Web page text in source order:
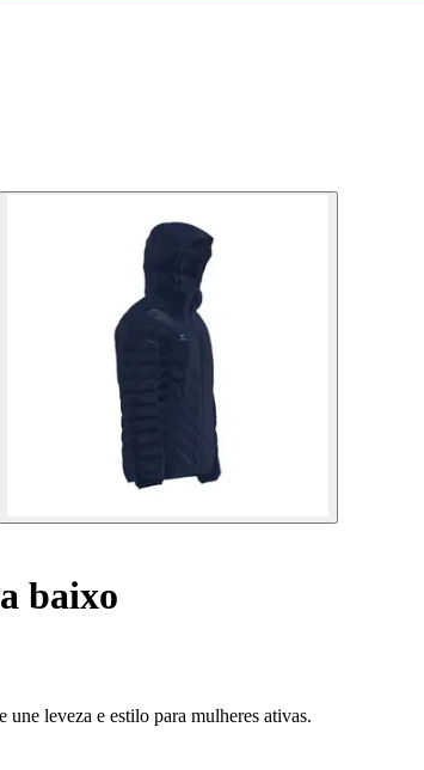
baixo
leveza e estilo para mulheres ativas.